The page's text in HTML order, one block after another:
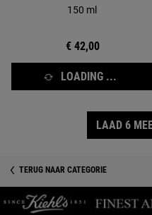
150 ml
€ 42,00
LOADING ...
LAAD 6
TERUG NAAR CATEGORIE